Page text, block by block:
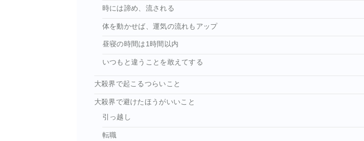
時には諦め、流される
体を動かせば、運気の流れもアップ
昼寝の時間は1時間以内
いつもと違うことを敢えてする
大殺界で起こるつらいこと
大殺界で避けたほうがいいこと
引っ越し
転職